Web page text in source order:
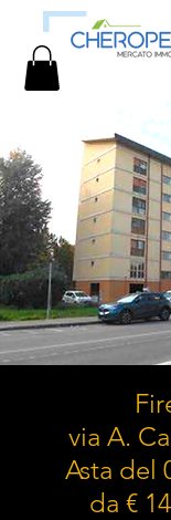
via A.
Asta del
da €